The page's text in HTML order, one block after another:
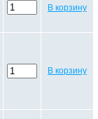
В корзину
В корзину